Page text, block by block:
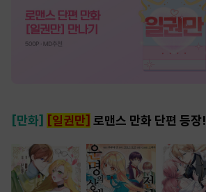
[만화] [일권만] 로맨스 만화 단편 등장!